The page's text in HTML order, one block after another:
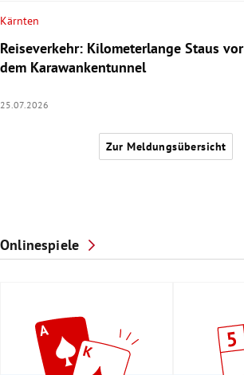
Kärnten
Reiseverkehr: Kilometerlange Staus vor
dem Karawankentunnel
25.07.2026
Zur Meldungsübersicht
Onlinespiele